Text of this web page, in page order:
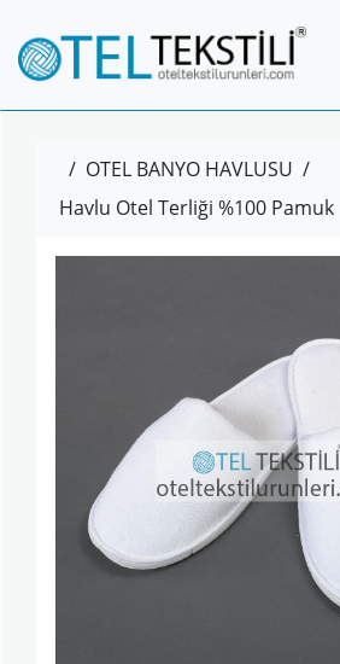
/ OTEL BANYO HAVLUSU /
Havlu Otel Terliği %100 Pamuk